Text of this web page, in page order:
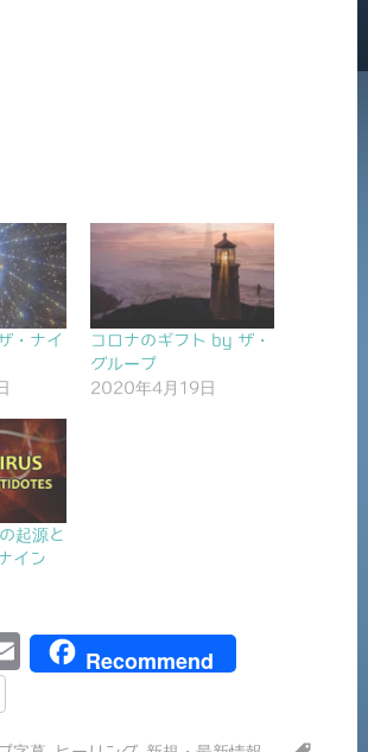
・ナイ
コロナのギフト by ザ・
グループ
2020年4月19日
起源と
イン
E
Recommend